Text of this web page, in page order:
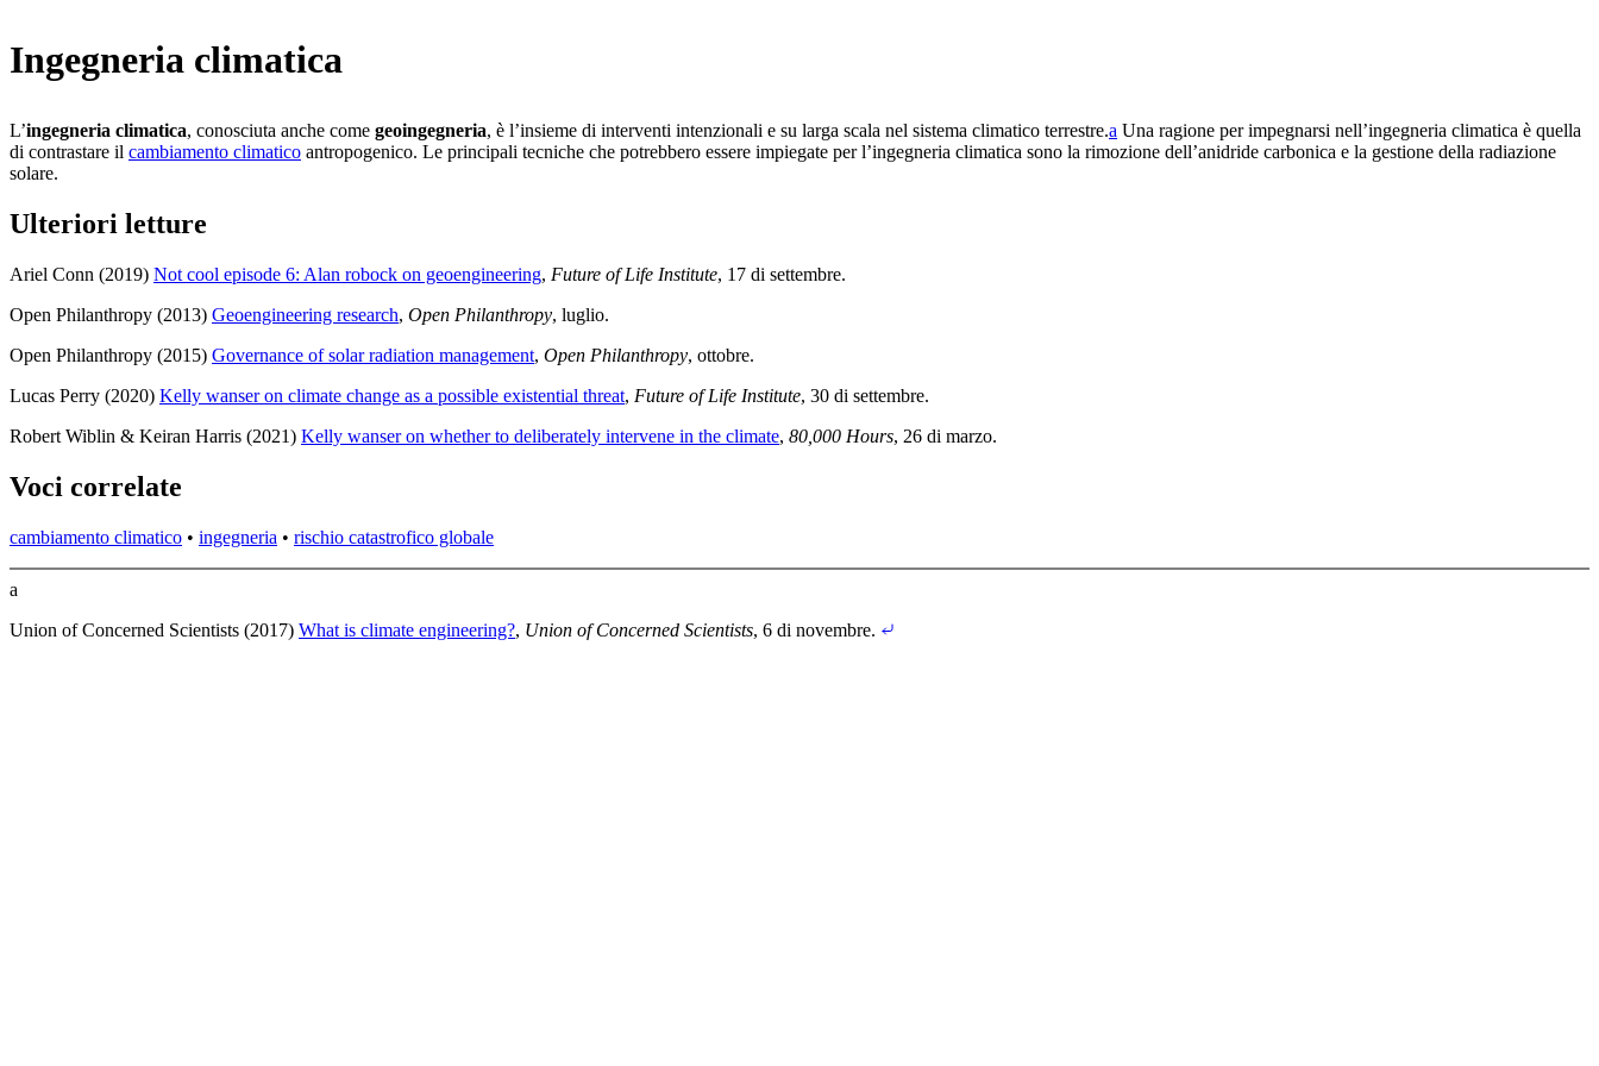
Ingegneria climatica
L’ingegneria climatica, conosciuta anche come geoingegneria, è l’insieme di interventi intenzionali e su larga scala nel sistema climatico terrestre.⁠a Una ragione per impegnarsi nell’ingegneria climatica è quella
di contrastare il cambiamento climatico antropogenico. Le principali tecniche che potrebbero essere impiegate per l’ingegneria climatica sono la rimozione dell’anidride carbonica e la gestione della radiazione
solare.
Ulteriori letture
Ariel Conn (2019) Not cool episode 6: Alan robock on geoengineering, Future of Life Institute, 17 di settembre.
Open Philanthropy (2013) Geoengineering research, Open Philanthropy, luglio.
Open Philanthropy (2015) Governance of solar radiation management, Open Philanthropy, ottobre.
Lucas Perry (2020) Kelly wanser on climate change as a possible existential threat, Future of Life Institute, 30 di settembre.
Robert Wiblin & Keiran Harris (2021) Kelly wanser on whether to deliberately intervene in the climate, 80,000 Hours, 26 di marzo.
Voci correlate
cambiamento climatico • ingegneria • rischio catastrofico globale
a
Union of Concerned Scientists (2017) What is climate engineering?, Union of Concerned Scientists, 6 di novembre.